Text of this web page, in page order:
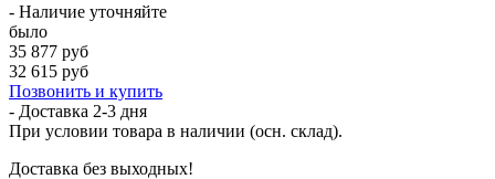
- Наличие уточняйте
было
35 877 руб
32 615 руб
Позвонить и купить
- Доставка 2-3 дня
При условии товара в наличии (осн. склад).
Доставка без выходных!